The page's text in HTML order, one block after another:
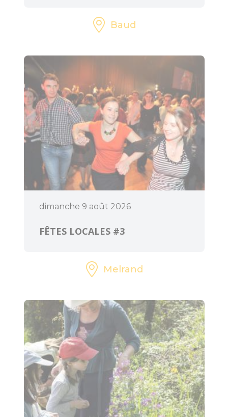
Cinéma le Celtic
Baud
dimanche 9 août 2026
FÊTES LOCALES #3
Melrand